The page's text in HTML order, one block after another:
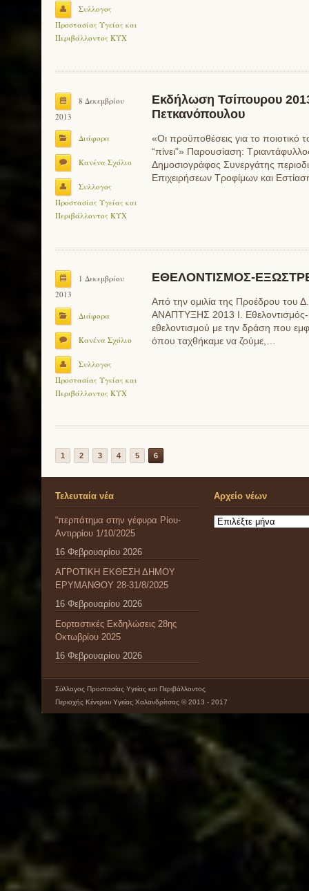
Συλλογος
Προστασίας Υγείας και
Περιβάλλοντος ΚΥΧ
8 Δεκεμβρίου
2013
Διάφορα
Κανένα Σχόλιο
Συλλογος
Προστασίας Υγείας και
Περιβάλλοντος ΚΥΧ
Εκδήλωση Τσίπουρου
Πετκανόπουλου
«Οι προϋποθέσεις για το ποιοτικό
“πίνει”» Παρουσίαση:
Δημοσιογράφος Συνεργάτης
Επιχειρήσεων Τροφίμων και
1 Δεκεμβρίου
2013
Διάφορα
Κανένα Σχόλιο
Συλλογος
Προστασίας Υγείας και
Περιβάλλοντος ΚΥΧ
ΕΘΕΛΟΝΤΙΣΜΟΣ-
Aπό την ομιλία της Προέδρου του
ΑΝΑΠΤΥΞΗΣ 2013 Ι. Εθελοντισμός-
εθελοντισμού με την δράση που
όπου ταχθήκαμε να ζούμε,…
1 2 3 4 5 6
Τελευταία νέα
“περπάτημα στην γέφυρα Ρίου-
Αντιρρίου 1/10/2025
16 Φεβρουαρίου 2026
ΑΓΡΟΤΙΚΗ ΕΚΘΕΣΗ ΔΗΜΟΥ
ΕΡΥΜΑΝΘΟΥ 28-31/8/2025
16 Φεβρουαρίου 2026
Εορταστικές Εκδηλώσεις 28ης
Οκτωβρίου 2025
16 Φεβρουαρίου 2026
Αρχείο νέων
Αρχείο
Σύλλογος Προστασίας Υγείας και Περιβάλλοντος
Περιοχής Κέντρου Υγείας Χαλανδρίτσας © 2013 - 2017